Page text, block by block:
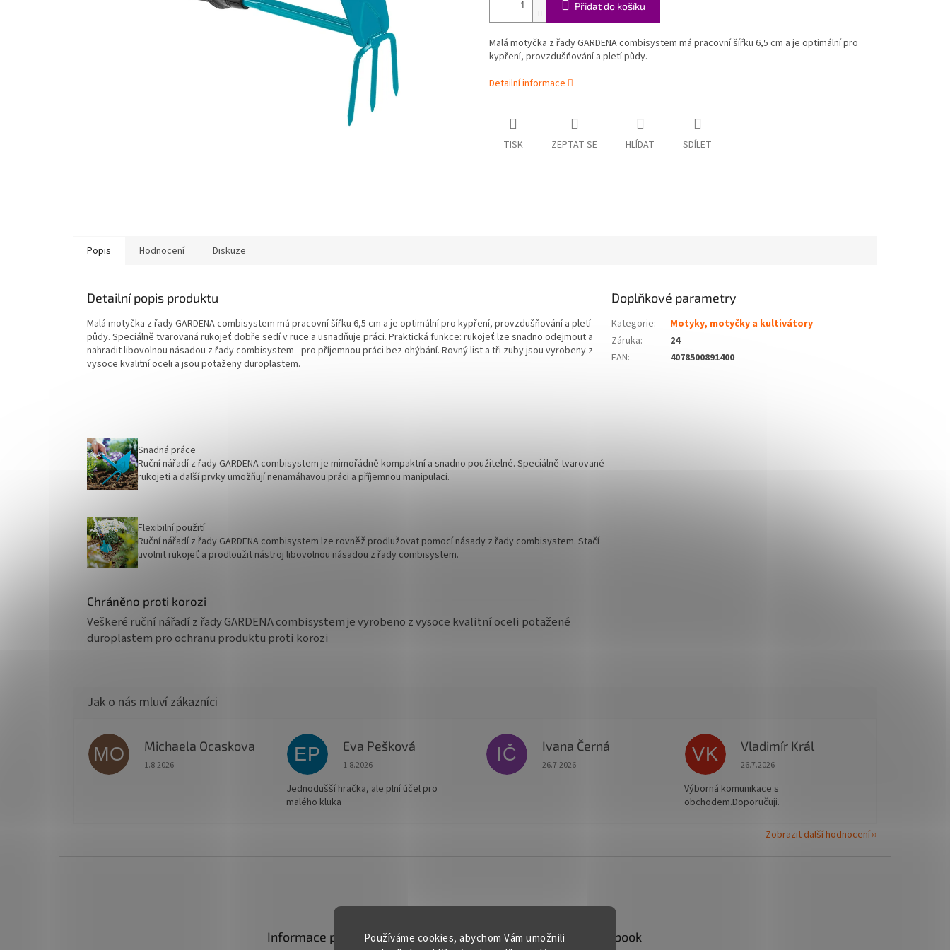
Používáme cookies, abychom Vám umožnili
Přidat do košíku
Malá motyčka z řady GARDENA combisystem má pracovní šířku 6,5 cm a je optimální pro
kypření, provzdušňování a pletí půdy.
Detailní informace
TISK ZEPTAT SE HLÍDAT SDÍLET
Popis Hodnocení Diskuze
Detailní popis produktu
Malá motyčka z řady GARDENA combisystem má pracovní šířku 6,5 cm a je optimální pro kypření, provzdušňování a pletí
půdy. Speciálně tvarovaná rukojeť dobře sedí v ruce a usnadňuje práci. Praktická funkce: rukojeť lze snadno odejmout a
nahradit libovolnou násadou z řady combisystem - pro příjemnou práci bez ohýbání. Rovný list a tři zuby jsou vyrobeny z
vysoce kvalitní oceli a jsou potaženy duroplastem.
Snadná práce
Ruční nářadí z řady GARDENA combisystem je mimořádně kompaktní a snadno použitelné. Speciálně tvarované
rukojeti a další prvky umožňují nenamáhavou práci a příjemnou manipulaci.
Flexibilní použití
Ruční nářadí z řady GARDENA combisystem lze rovněž prodlužovat pomocí násady z řady combisystem. Stačí
uvolnit rukojeť a prodloužit nástroj libovolnou násadou z řady combisystem.
Chráněno proti korozi
Veškeré ruční nářadí z řady GARDENA combisystem je vyrobeno z vysoce kvalitní oceli potažené
duroplastem pro ochranu produktu proti korozi
Doplňkové parametry
Kategorie:
Motyky, motyčky a kultivátory
Záruka:
24
EAN: 4078500891400
MO Michaela Ocaskova
Hodnocení obchodu je 5 z 5 hvězdiček.
1.8.2026
EP Eva Pešková
Hodnocení obchodu je 5 z 5 hvězdiček.
1.8.2026
Jednodušší hračka, ale plní účel pro
malého kluka
IČ Ivana Černá
Hodnocení obchodu je 5 z 5 hvězdiček.
26.7.2026
VK Vladimír Král
Hodnocení obchodu je 5 z 5 hvězdiček.
26.7.2026
Výborná komunikace s
obchodem.Doporučuji.
Zobrazit další hodnocení
Informace pro vás Kontakt Facebook